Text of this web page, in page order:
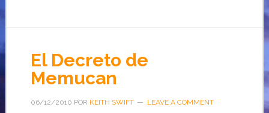
El Decreto de
Memucan
06/12/2010 POR KEITH SWIFT LEAVE A COMMENT